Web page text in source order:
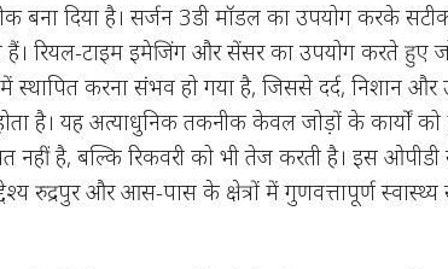
बना दिया है। सर्जन 3डी मॉडल का उपयोग करके सटीक
रियल-टाइम इमेजिंग और सेंसर का उपयोग करते हुए
स्थापित करना संभव हो गया है, जिससे दर्द, निशान
है। यह अत्याधुनिक तकनीक केवल जोड़ों के कार्यों को
नहीं है, बल्कि रिकवरी को भी तेज करती है। इस
रुद्रपुर और आस-पास के क्षेत्रों में गुणवत्तापूर्ण स्वास्थ्य